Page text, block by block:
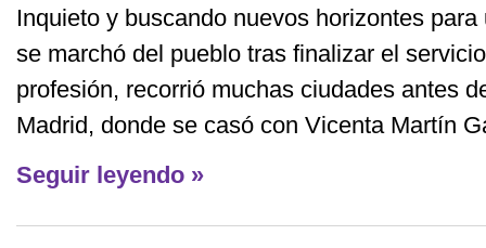
Inquieto y buscando nuevos horizontes
se marchó del pueblo tras finalizar el
profesión, recorrió muchas ciudades antes
Madrid, donde se casó con Vicenta Martín
Seguir leyendo »